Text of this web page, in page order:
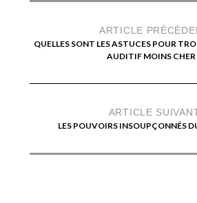
ARTICLE
QUELLES SONT LES ASTUCES POUR
AUDITIF MOINS CHER
ARTICLE
LES POUVOIRS INSOUPÇONNÉS